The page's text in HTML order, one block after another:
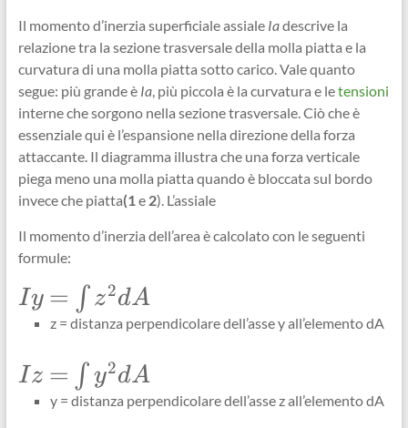
Il momento d’inerzia superficiale assiale Iadescrive la
relazione tra la sezione trasversale della molla piatta e la
curvatura di una molla piatta sotto carico. Vale quanto
segue: più grande è Ia, più piccola è la curvatura e letensioni
interne che sorgono nella sezione trasversale. Ciò che è
essenziale qui è l’espansione nella direzione della forza
attaccante. Il diagramma illustra che una forza verticale
piega meno una molla piatta quando è bloccata sul bordo
invece che piatta(1e 2). L’assiale
Il momento d’inerzia dell’area è calcolato con le seguenti
formule:
\Large
Iy=\int_{}
z^{2} dA
Iy = ∫ z2dA
z = distanza perpendicolare dell’asse y all’elemento dA
\Large
Iz=\int_{}
y^{2} dA
Iz = ∫ y2dA
y = distanza perpendicolare dell’asse z all’elemento dA